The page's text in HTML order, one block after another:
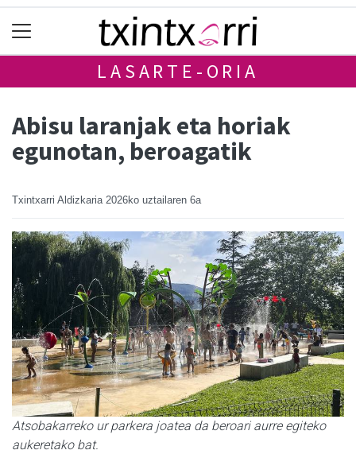
LASARTE-ORIA
Abisu laranjak eta horiak
egunotan, beroagatik
Txintxarri Aldizkaria 2026ko uztailaren 6a
Atsobakarreko ur parkera joatea da beroari aurre egiteko
aukeretako bat.